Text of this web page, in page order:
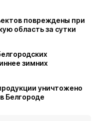
повреждены при
область за сутки
зимних
уничтожено
Белгороде